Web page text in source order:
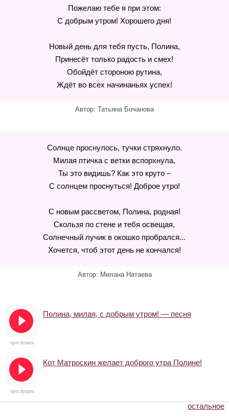
Пожелаю тебе я при этом:
С добрым утром! Хорошего дня!
Новый день для тебя пусть, Полина,
Принесёт только радость и смех!
Обойдёт стороною рутина,
Ждёт во всех начинаньях успех!
Автор: Татьяна Бочанова
Солнце проснулось, тучки стряхнуло.
Милая птичка с ветки вспорхнула,
Ты это видишь? Как это круто –
С солнцем проснуться! Доброе утро!
С новым рассветом, Полина, родная!
Скользя по стене и тебя освещая,
Солнечный лучик в окошко пробрался...
Хочется, чтоб этот день не кончался!
Автор: Милана Натаева
Полина, милая, с добрым утром! — песня
прослушать
Кот Матроскин желает доброго утра Полине!
прослушать
остальное